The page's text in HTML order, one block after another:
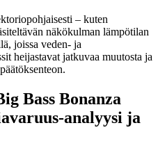
– kuten
näkökulman lämpötilan
joissa veden- ja
heijastavat jatkuvaa muutosta ja
Bass Bonanza
analyysi ja